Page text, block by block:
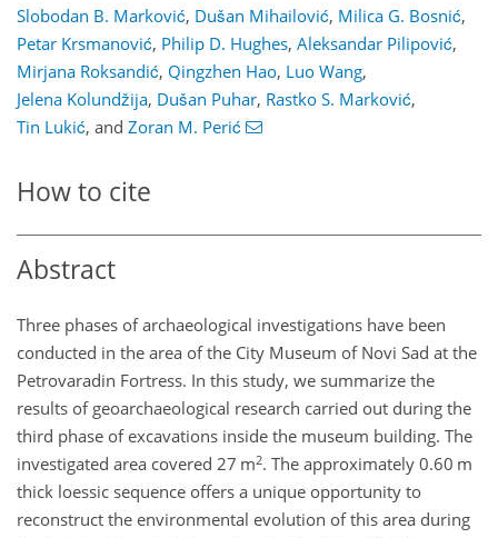
Slobodan B. Marković, Dušan Mihailović, Milica G. Bosnić,
Petar Krsmanović, Philip D. Hughes, Aleksandar Pilipović,
Mirjana Roksandić, Qingzhen Hao, Luo Wang,
Jelena Kolundžija, Dušan Puhar, Rastko S. Marković,
Tin Lukić, and Zoran M. Perić
How to cite
Abstract
Three phases of archaeological investigations have been
conducted in the area of the City Museum of Novi Sad at the
Petrovaradin Fortress. In this study, we summarize the
results of geoarchaeological research carried out during the
third phase of excavations inside the museum building. The
investigated area covered 27 m2. The approximately 0.60 m
thick loessic sequence offers a unique opportunity to
reconstruct the environmental evolution of this area during